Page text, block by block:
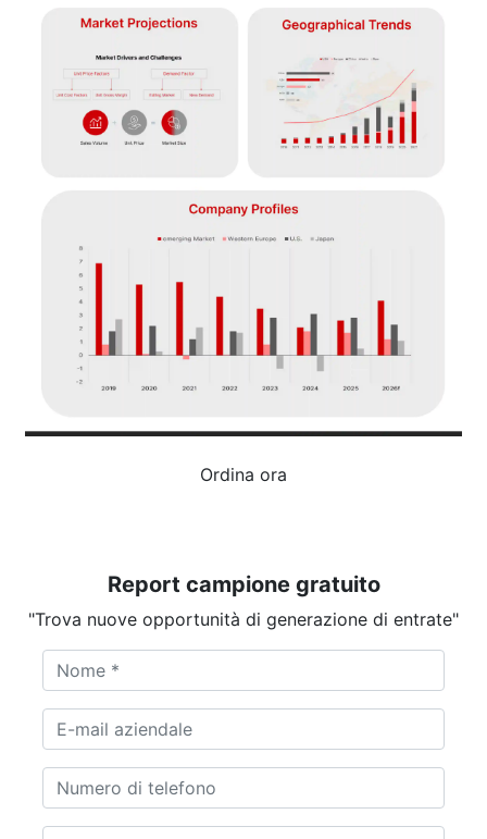
Ordina ora
Report campione gratuito
"Trova nuove opportunità di generazione di entrate"